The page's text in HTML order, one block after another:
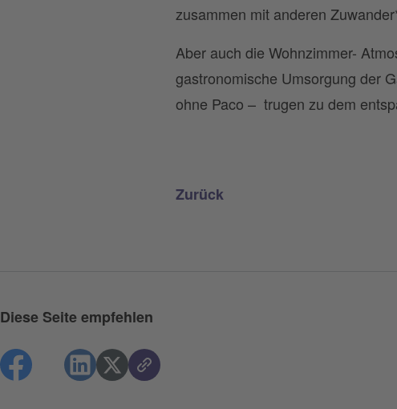
zusammen mit anderen
Aber auch die Wohnzimmer-
gastronomische Umsorgung der
ohne Paco – trugen zu dem
Zurück
Diese Seite empfehlen